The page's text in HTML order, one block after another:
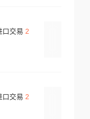
口交易 2
口交易 2